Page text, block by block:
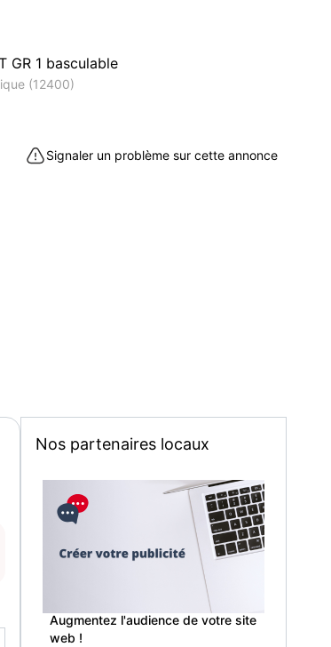
GR 1 basculable
(12400)
Signaler un problème sur cette annonce
Nos partenaires locaux
Augmentez l'audience de votre site
web !